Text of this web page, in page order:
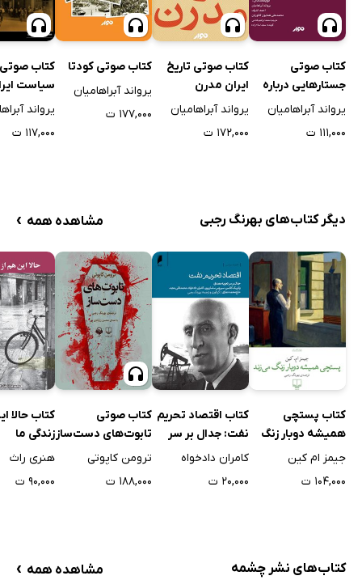
کتاب صوتی
جستارهایی درباره‌
تئوری توطئه در
یرواند آبراهامیان
۱۱۱,۰۰۰ ت
کتاب صوتی تاریخ
ایران مدرن
یرواند آبراهامیان
۱۷۲,۰۰۰ ت
کتاب صوتی کودتا
یرواند آبراهامیان
۱۷۷,۰۰۰ ت
کتاب
سیاست
پژوهش
یرواند
۱۱۷,۰۰۰ ت
دیگر کتاب‌های بهرنگ رجبی مشاهده همه ›
کتاب پستچی
همیشه دوبار زنگ
می‌زند
جیمز ام کین
۱۰۴,۰۰۰ ت
کتاب اقتصاد تحریم
نفت: جدال بر سر
تجربه مصدق
کامران دادخواه
۲۰,۰۰۰ ت
کتاب صوتی
تابوت‌های دست‌ساز
ترومن کاپوتی
۱۸۸,۰۰۰ ت
کتاب حالا
زندگی ما
هنری راث
۹۰,۰۰۰ ت
کتاب‌های نشر چشمه مشاهده همه ›